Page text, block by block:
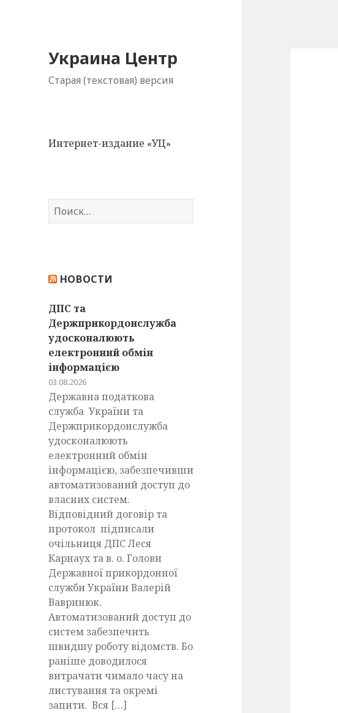
Украина Центр
Старая (текстовая) версия
Интернет-издание «УЦ»
Н
а
:
НОВОСТИ
ДПС та
Держприкордонслужба
удосконалюють
електронний обмін
інформацією
03.08.2026
Державна податкова
служба України та
Держприкордонслужба
удосконалюють
електронний обмін
інформацією, забезпечивши
автоматизований доступ до
власних систем.
Відповідний договір та
протокол підписали
очільниця ДПС Леся
Карнаух та в. о. Голови
Державної прикордонної
служби України Валерій
Вавринюк.
Автоматизований доступ до
систем забезпечить
швидшу роботу відомств. Бо
раніше доводилося
витрачати чимало часу на
листування та окремі
запити. Вся […]